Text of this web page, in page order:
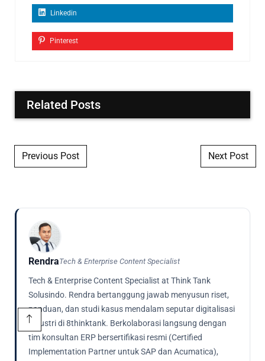
Linkedin
Pinterest
Related Posts
Post navigation
Previous Post Next Post
RendraTech & Enterprise Content Specialist
Tech & Enterprise Content Specialist at Think Tank
Solusindo. Rendra bertanggung jawab menyusun riset,
panduan, dan studi kasus mendalam seputar digitalisasi
industri di 8thinktank. Berkolaborasi langsung dengan
tim konsultan ERP bersertifikasi resmi (Certified
Implementation Partner untuk SAP dan Acumatica),